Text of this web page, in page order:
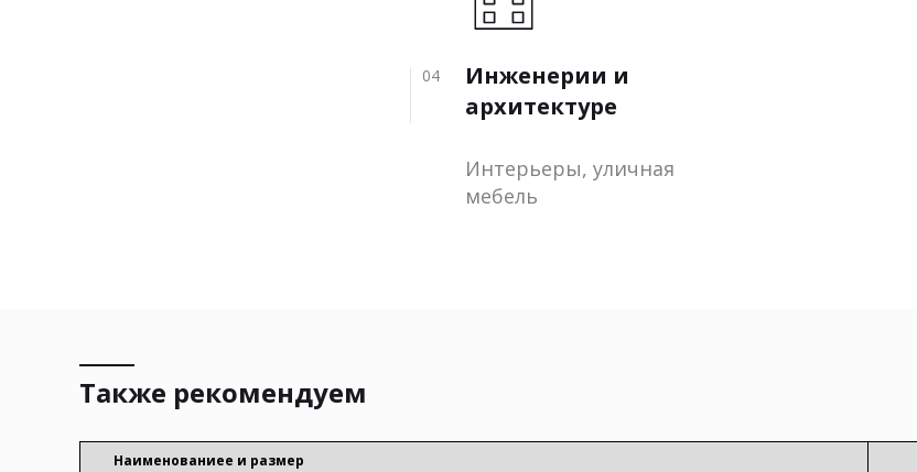
04
Инженерии и
архитектуре
Интерьеры, уличная
мебель
Также рекомендуем
Наименованиеe и размер